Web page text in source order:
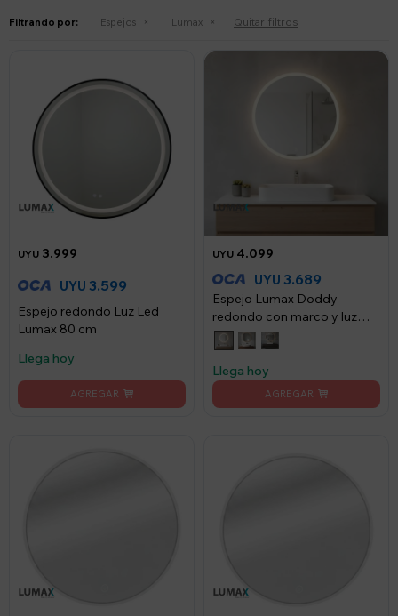
Filtrando por: Espejos Lumax Quitar filtros
UYU 3.999
UYU 3.599
Espejo redondo Luz Led
Lumax 80 cm
Llega hoy
UYU 4.099
UYU 3.689
Espejo Lumax Doddy
redondo con marco y luz
50cm - Blanco
Llega hoy